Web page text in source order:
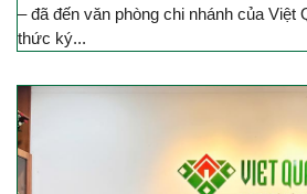
– đã đến văn phòng chi nhánh của Việt
thức ký...